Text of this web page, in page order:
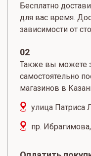
Бесплатно
для вас время.
зависимости от
02
Также вы можете
самостоятельно
магазинов в
улица Патриса
пр.